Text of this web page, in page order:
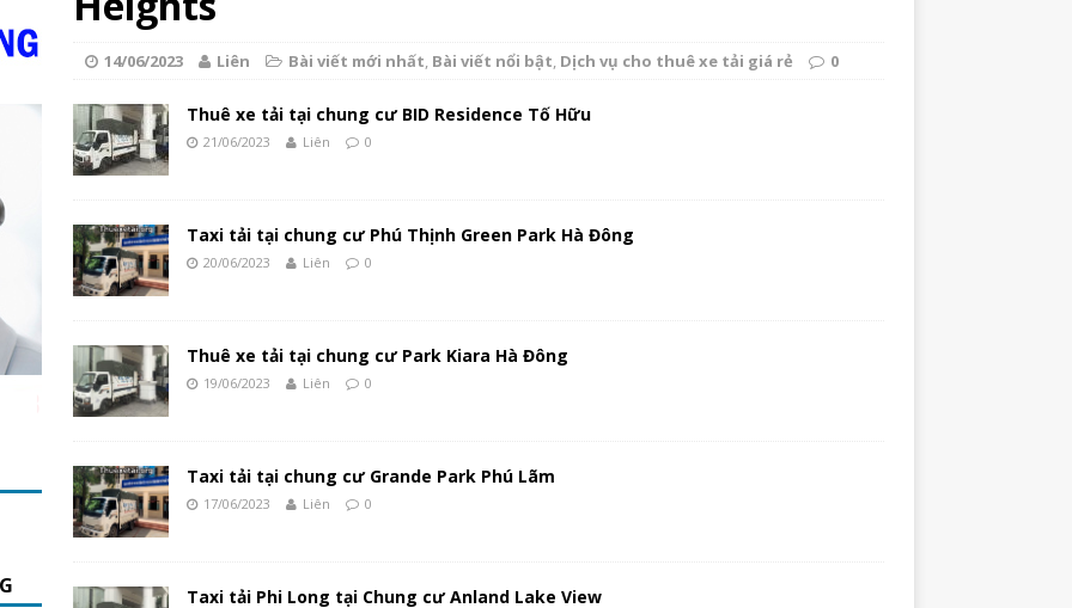
14/06/2023 Liên Bài viết mới nhất, Bài viết nổi bật, Dịch vụ cho thuê xe tải giá rẻ 0
Thuê xe tải tại chung cư BID Residence Tố Hữu
21/06/2023 Liên 0
Taxi tải tại chung cư Phú Thịnh Green Park Hà Đông
20/06/2023 Liên 0
Thuê xe tải tại chung cư Park Kiara Hà Đông
19/06/2023 Liên 0
Taxi tải tại chung cư Grande Park Phú Lãm
17/06/2023 Liên 0
Taxi tải Phi Long tại Chung cư Anland Lake View